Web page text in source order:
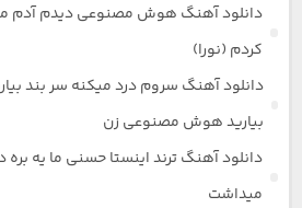
دانلود آهنگ هوش مصنوعی دیدم آدم
کردم (نورا)
دانلود آهنگ سروم درد میکنه سر بند
بیارید هوش مصنوعی زن
دانلود آهنگ ترند اینستا حسنی ما یه
میداشت